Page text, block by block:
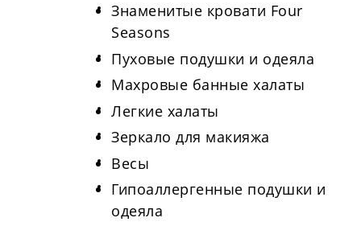
Знаменитые кровати Four
Seasons
Пуховые подушки и одеяла
Махровые банные халаты
Легкие халаты
Зеркало для макияжа
Весы
Гипоаллергенные подушки и
одеяла